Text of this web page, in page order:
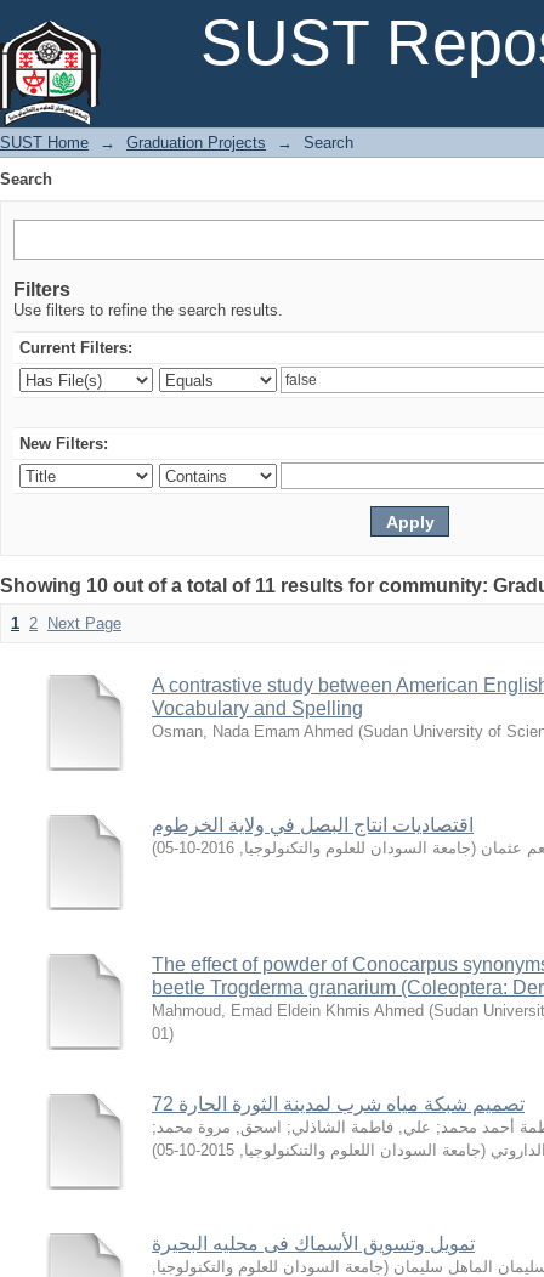
SUST
SUST Home → Graduation Projects →
Search
Search
Filters
Use filters to refine the search results.
Current Filters:
New Filters:
Showing 10 out of a total of 11 results for community:
1 2 Next Page
A contrastive study between American
Vocabulary and Spelling
Osman, Nada Emam Ahmed (Sudan University of
اقتصادیات انتاج البصل في ولایة الخرطوم
عثمان (جامعة السودان للعلوم والتكنولوجيا,
2016-10-05
)
The effect of powder of Conocarpus
beetle Trogderma granarium (Coleoptera:
Mahmoud, Emad Eldein Khmis Ahmed (Sudan
01)
تصميم شبكة مياه شرب لمدينة الثورة الحارة 72
أحمد محمد; علي, فاطمة الشاذلي; اسحق, مروة محمد;
(جامعة السودان اللعلوم والتنكنولوجيا,
2015-10-05
)
تمويل وتسويق الأسماك فى محليه البحيرة
الماهل سليمان (جامعة السودان للعلوم والتكنولوجيا,